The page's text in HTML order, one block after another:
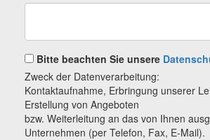
Bitte beachten Sie unsere
Zweck der Datenverarbeitung:
Kontaktaufnahme, Erbringung unserer
Erstellung von Angeboten
bzw. Weiterleitung an das von Ihnen
Unternehmen (per Telefon, Fax, E-Mail).